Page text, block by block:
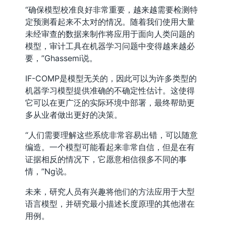
“确保模型校准良好非常重要，越来越需要检测特
定预测看起来不太对的情况。随着我们使用大量
未经审查的数据来制作将应用于面向人类问题的
模型，审计工具在机器学习问题中变得越来越必
要，”Ghassemi说。
IF-COMP是模型无关的，因此可以为许多类型的
机器学习模型提供准确的不确定性估计。这使得
它可以在更广泛的实际环境中部署，最终帮助更
多从业者做出更好的决策。
“人们需要理解这些系统非常容易出错，可以随意
编造。一个模型可能看起来非常自信，但是在有
证据相反的情况下，它愿意相信很多不同的事
情，”Ng说。
未来，研究人员有兴趣将他们的方法应用于大型
语言模型，并研究最小描述长度原理的其他潜在
用例。